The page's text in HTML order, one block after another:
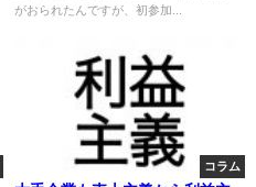
がおられたんですが、初参加...
コラム